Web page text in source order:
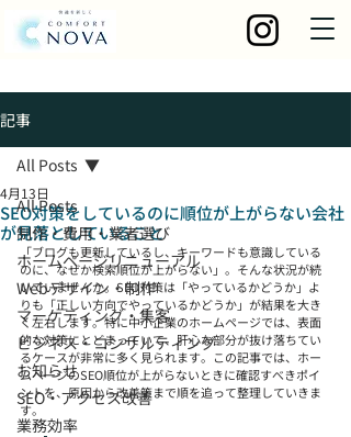
記事
All Posts
制作・費用・業者選び
ホームページリニューアル
Webデザイン・制作
マーケティング・集客
ビジネス・コンサルティング
お知らせ
SEO・アクセス改善
業務効率
All Posts
SEO対策をしているのに順位が上がらない会社
が見落としていること
4月13日
「ブログも更新しているし、キーワードも意識している
のに、なぜか検索順位が上がらない」。そんな状況が続
いていませんか。SEO対策は「やっているかどうか」よ
りも「正しい方向でやっているかどうか」が結果を大き
く左右します。特に中小企業のホームページでは、表面
的な対策にとどまっていて、肝心な部分が抜け落ちてい
るケースが非常に多く見られます。この記事では、ホー
ムページのSEO順位が上がらないときに確認すべきポイ
ントを、原因から改善策まで順を追って整理していきま
す。